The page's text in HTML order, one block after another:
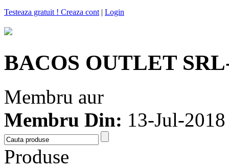
Testeaza gratuit ! Creaza cont | Login
BACOS OUTLET
Membru aur
Membru Din: 13-Jul-2018
Produse